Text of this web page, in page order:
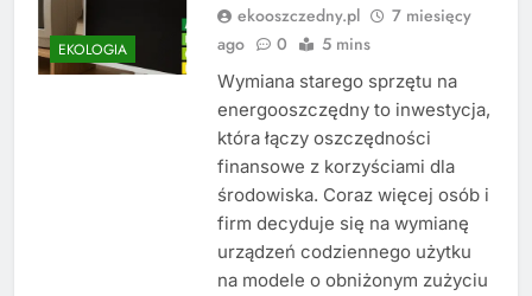
EKOLOGIA
ekooszczedny.pl
7 miesięcy
ago
0 5 mins
Wymiana starego sprzętu na
energooszczędny to inwestycja,
która łączy oszczędności
finansowe z korzyściami dla
środowiska. Coraz więcej osób i
firm decyduje się na wymianę
urządzeń codziennego użytku
na modele o obniżonym zużyciu